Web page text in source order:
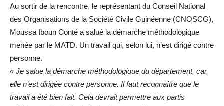
Au sortir de la rencontre, le représentant du Conseil National
des Organisations de la Société Civile Guinéenne (CNOSCG),
Moussa Iboun Conté a salué la démarche méthodologique
menée par le MATD. Un travail qui, selon lui, n’est dirigé contre
personne.
« Je salue la démarche méthodologique du département, car,
elle n’est dirigée contre personne. Il faut reconnaître que le
travail a été bien fait. Cela devrait permettre aux partis